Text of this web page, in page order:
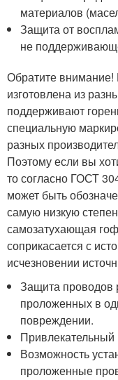
материалов
Защита от
не
Обратите
изготовлена из
поддерживают
специальную
разных
Поэтому если вы
то согласно ГОСТ
может быть
самую низкую
самозатухающая
соприкасается с
исчезновении
Защита проводов
проложенных в
повреждении.
Возможность
проложенные